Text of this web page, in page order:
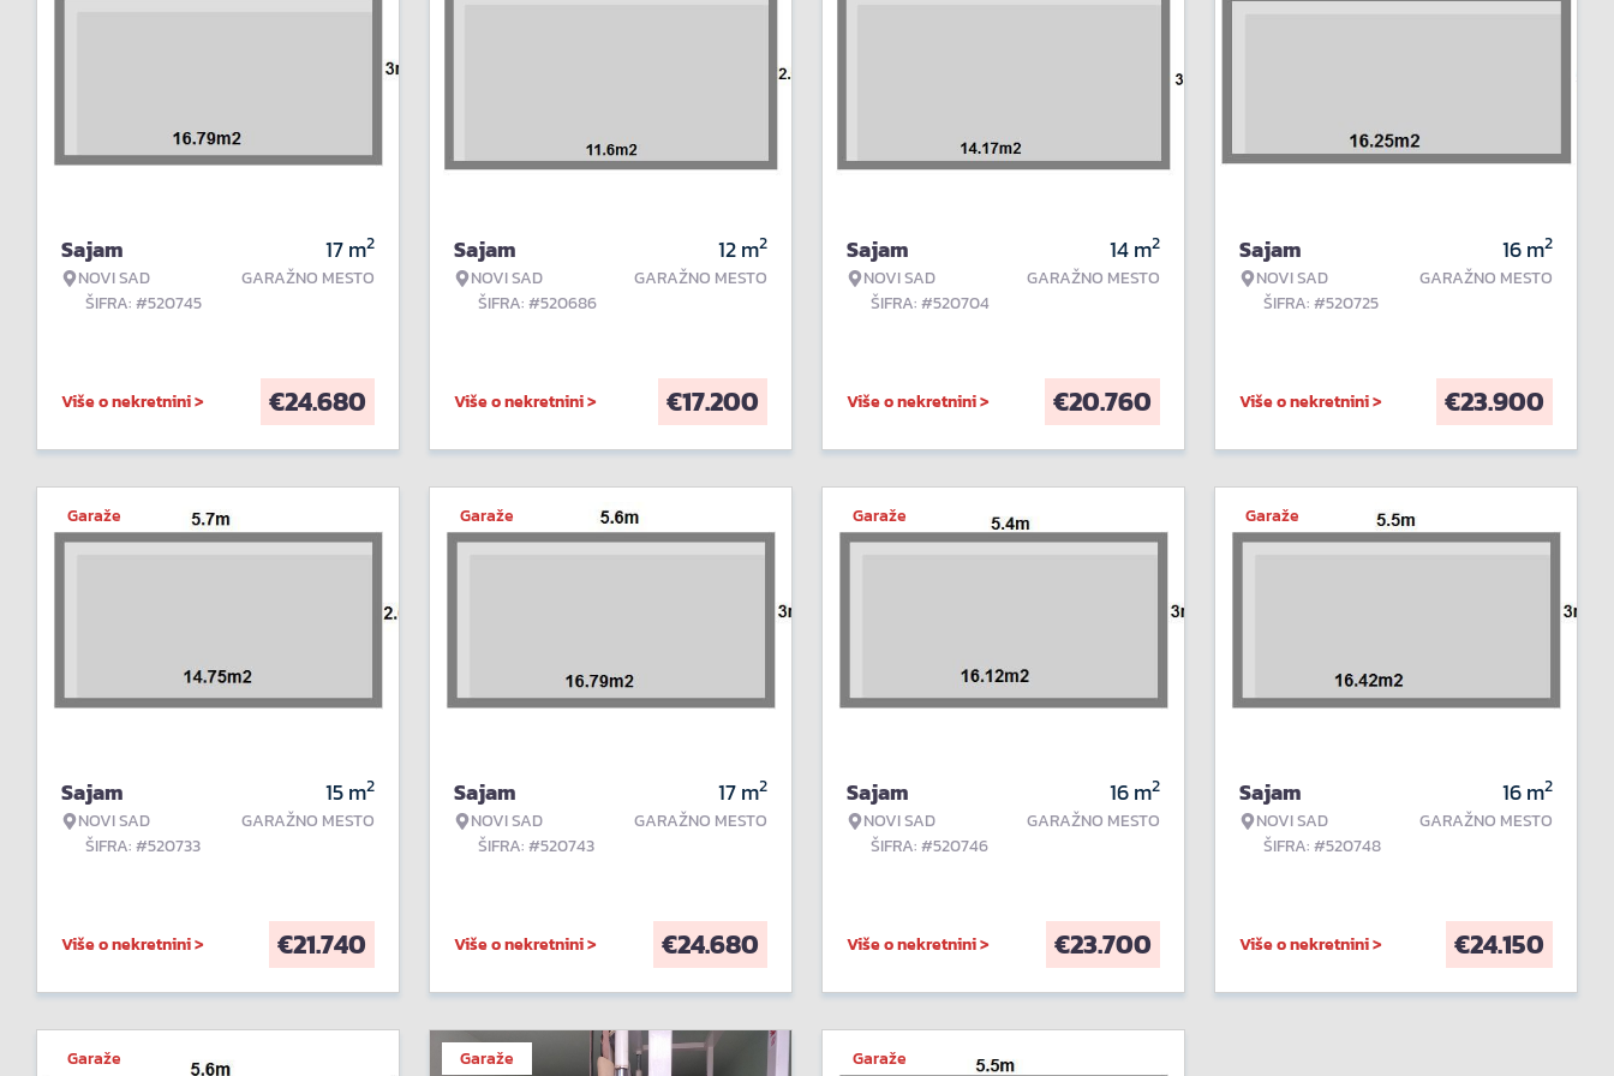
Sajam
NOVI SAD
ŠIFRA: #520745
17m2
GARAŽNO MESTO
Više o nekretnini > €24.680
Sajam
NOVI SAD
ŠIFRA: #520686
12m2
GARAŽNO MESTO
Više o nekretnini > €17.200
Sajam
NOVI SAD
ŠIFRA: #520704
14m2
GARAŽNO MESTO
Više o nekretnini > €20.760
Sajam
NOVI SAD
ŠIFRA: #520725
16m2
GARAŽNO MESTO
Više o nekretnini > €23.900
Garaže
Sajam
NOVI SAD
ŠIFRA: #520733
15m2
GARAŽNO MESTO
Više o nekretnini > €21.740
Garaže
Sajam
NOVI SAD
ŠIFRA: #520743
17m2
GARAŽNO MESTO
Više o nekretnini > €24.680
Garaže
Sajam
NOVI SAD
ŠIFRA: #520746
16m2
GARAŽNO MESTO
Više o nekretnini > €23.700
Garaže
Sajam
NOVI SAD
ŠIFRA: #520748
16m2
GARAŽNO MESTO
Više o nekretnini > €24.150
Garaže Garaže Garaže